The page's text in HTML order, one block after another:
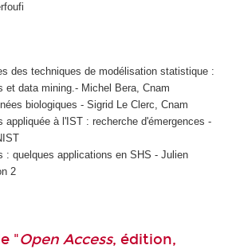
des techniques de modélisation statistique :
et data mining.- Michel Bera, Cnam
biologiques - Sigrid Le Clerc, Cnam
appliquée à l'IST : recherche d'émergences -
: quelques applications en SHS - Julien
2
"Open Access, édition,